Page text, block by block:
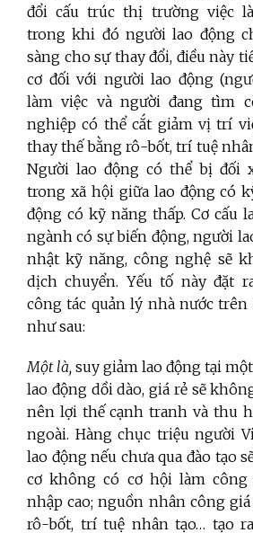
đổi cấu trúc thị trường việc
trong khi đó người lao động
sàng cho sự thay đổi, điều này
cơ đối với người lao động
làm việc và người đang tìm
nghiệp có thể cắt giảm vị trí
thay thế bằng rô-bốt, trí tuệ
Người lao động có thể bị đối
trong xã hội giữa lao động có
động có kỹ năng thấp. Cơ cấu
ngành có sự biến động, người
nhật kỹ năng, công nghệ sẽ
dịch chuyển. Yếu tố này đặt
công tác quản lý nhà nước
như sau:
Một là, suy giảm lao động tại
lao động dồi dào, giá rẻ sẽ
nên lợi thế cạnh tranh và thu
ngoài. Hàng chục triệu người
lao động nếu chưa qua đào tạo
cơ không có cơ hội làm
nhập cao; nguồn nhân công
rô-bốt, trí tuệ nhân tạo… tạo